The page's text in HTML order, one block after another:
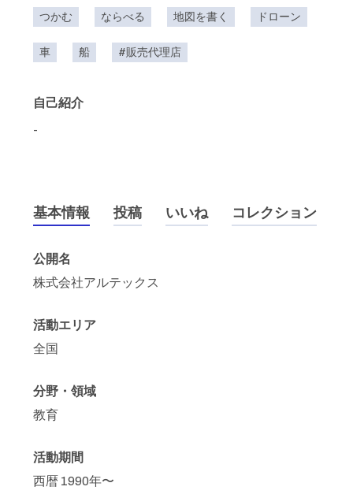
つかむ ならべる 地図を書く ドローン
車 船 #販売代理店
自己紹介
-
基本情報 投稿 いいね コレクション
公開名
株式会社アルテックス
活動エリア
全国
分野・領域
教育
活動期間
西暦 1990年〜